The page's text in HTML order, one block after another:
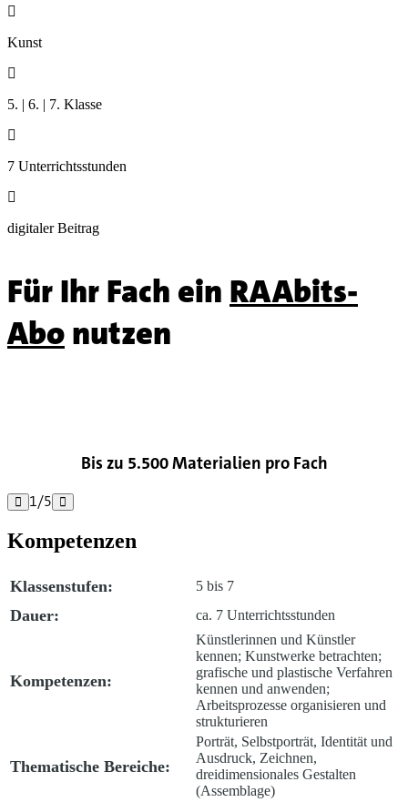

Kunst

5. | 6. | 7. Klasse

7 Unterrichtsstunden

digitaler Beitrag
Für Ihr Fach ein RAAbits-
Abonutzen
Bis zu 5.500 Materialien pro Fach
 1/5 
Kompetenzen
Klassenstufen: 5 bis 7
Dauer: ca. 7 Unterrichtsstunden
Kompetenzen:
Künstlerinnen und Künstler
kennen; Kunstwerke betrachten;
grafische und plastische Verfahren
kennen und anwenden;
Arbeitsprozesse organisieren und
strukturieren
Thematische Bereiche:
Porträt, Selbstporträt, Identität und
Ausdruck, Zeichnen,
dreidimensionales Gestalten
(Assemblage)